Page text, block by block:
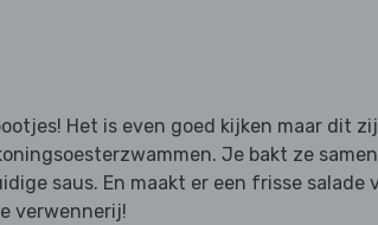
Het is even goed kijken maar dit
Je bakt ze
saus. En maakt er een frisse salade
verwennerij!